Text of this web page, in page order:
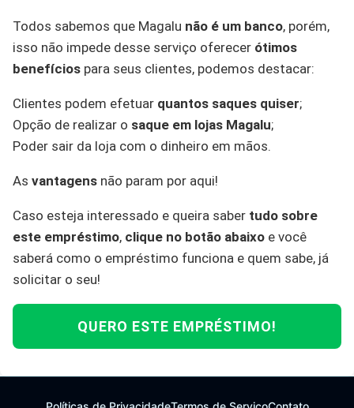
Todos sabemos que Magalu não é um banco, porém,
isso não impede desse serviço oferecer ótimos
benefícios para seus clientes, podemos destacar:
Clientes podem efetuar quantos saques quiser;
Opção de realizar o saque em lojas Magalu;
Poder sair da loja com o dinheiro em mãos.
As vantagens não param por aqui!
Caso esteja interessado e queira saber tudo sobre
este empréstimo, clique no botão abaixo e você
saberá como o empréstimo funciona e quem sabe, já
solicitar o seu!
QUERO ESTE EMPRÉSTIMO!